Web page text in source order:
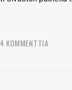
KOMMENTTIA